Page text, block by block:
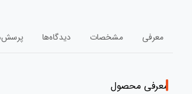
معرفی مشخصات دیدگاه‌ها
معرفی محصول